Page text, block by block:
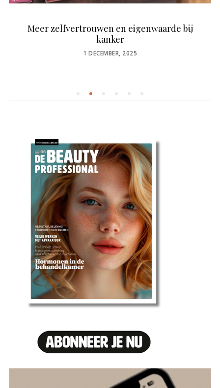
Meer zelfvertrouwen en eigenwaarde bij
kanker
POSTED
1 DECEMBER, 2025